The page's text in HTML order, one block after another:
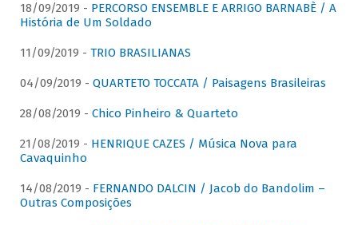
18/09/2019 - PERCORSO ENSEMBLE E ARRIGO BARNABÈ / A
História de Um Soldado
11/09/2019 - TRIO BRASILIANAS
04/09/2019 - QUARTETO TOCCATA / Paisagens Brasileiras
28/08/2019 - Chico Pinheiro & Quarteto
21/08/2019 - HENRIQUE CAZES / Música Nova para
Cavaquinho
14/08/2019 - FERNANDO DALCIN / Jacob do Bandolim –
Outras Composições